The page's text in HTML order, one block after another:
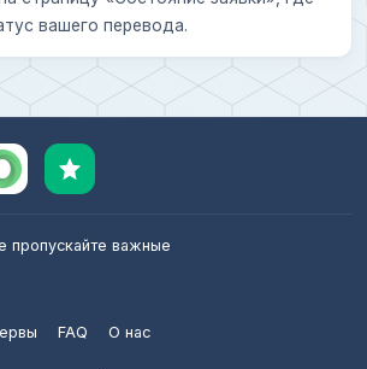
вашего перевода.
пропускайте важные
FAQ О нас